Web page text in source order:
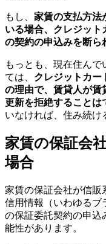
もし、 家賃の支払方法
いる場合、クレジッ
の契約の申込みを断ら
もっとも、現在住ん
ては、 クレジットカー
の理由で、賃貸人が賃
更新を拒絶することは
いなければ、住み続け
家賃の保証会
場合
家賃の保証会社が信販
信用情報（いわゆるブ
の保証委託契約の申込
能性があります。